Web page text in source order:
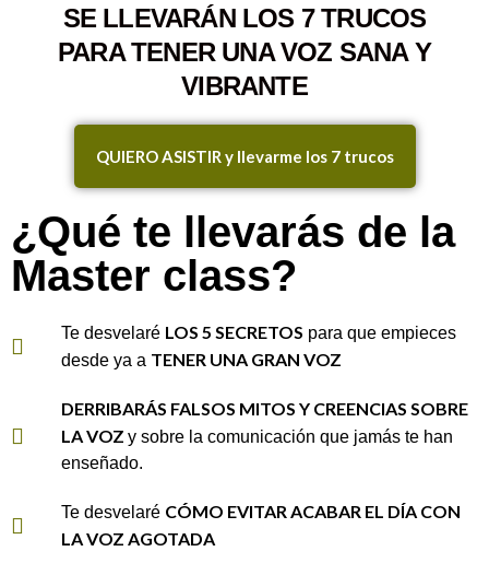
SE LLEVARÁN LOS 7 TRUCOS
PARA TENER UNA VOZ SANA Y
VIBRANTE
QUIERO ASISTIR y llevarme los 7 trucos
¿Qué te llevarás de la
Master class?
Te desvelaré LOS 5 SECRETOS para que empieces
desde ya a TENER UNA GRAN VOZ
DERRIBARÁS FALSOS MITOS Y CREENCIAS SOBRE
LA VOZ y sobre la comunicación que jamás te han
enseñado.
Te desvelaré CÓMO EVITAR ACABAR EL DÍA CON
LA VOZ AGOTADA